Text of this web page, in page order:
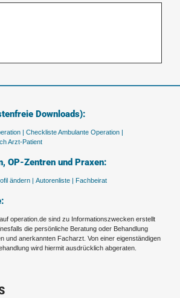
Downloads):
| Checkliste Ambulante Operation |
Arzt-Patient
OP-Zentren und Praxen:
ändern | Autorenliste | Fachbeirat
operation.de sind zu Informationszwecken erstellt
die persönliche Beratung oder Behandlung
und anerkannten Facharzt. Von einer eigenständigen
wird hiermit ausdrücklich abgeraten.